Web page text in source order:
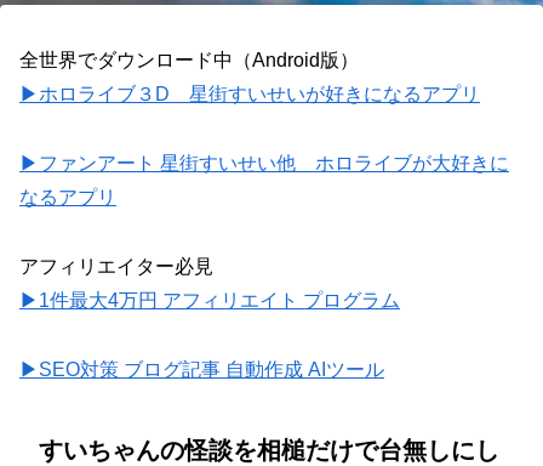
全世界でダウンロード中（Android版）
▶ホロライブ３D 星街すいせいが好きになるアプリ
▶ファンアート 星街すいせい他 ホロライブが大好きに
なるアプリ
アフィリエイター必見
▶1件最大4万円 アフィリエイト プログラム
▶SEO対策 ブログ記事 自動作成 AIツール
すいちゃんの怪談を相槌だけで台無しにし